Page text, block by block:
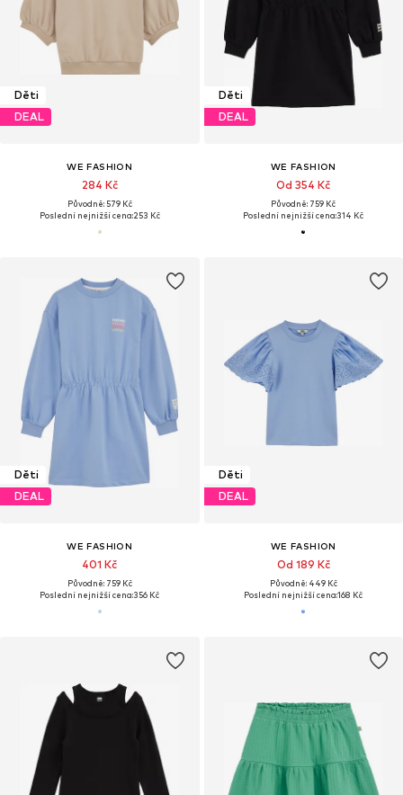
Děti
DEAL
WE FASHION
284 Kč
Původně: 579 Kč
Poslední nejnižší cena:253 Kč
Děti
DEAL
WE FASHION
Od 354 Kč
Původně: 759 Kč
Poslední nejnižší cena:314 Kč
Děti
DEAL
WE FASHION
401 Kč
Původně: 759 Kč
Poslední nejnižší cena:356 Kč
Děti
DEAL
WE FASHION
Od 189 Kč
Původně: 449 Kč
Poslední nejnižší cena:168 Kč